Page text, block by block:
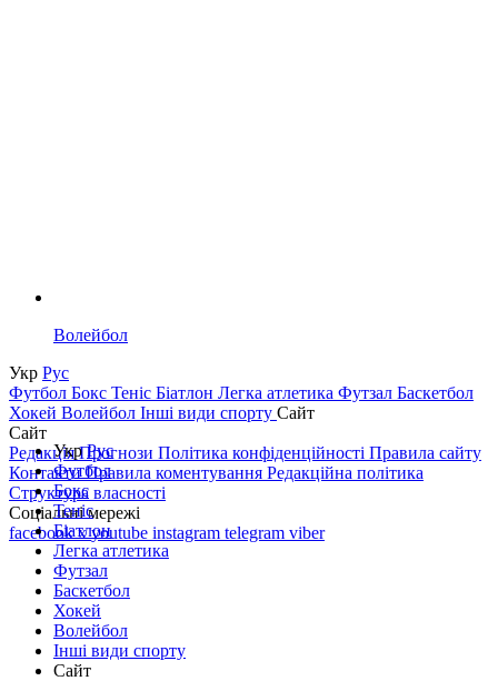
Волейбол
Укр Рус
Футбол Бокс Теніс Біатлон Легка атлетика Футзал Баскетбол
Хокей Волейбол Інші види спорту Сайт
Сайт
РедакціяПрогнози Політика конфіденційності Правила сайту
КонтактиПравила коментування Редакційна політика
Структура власності
Соціальні мережі
facebookxyoutube instagram telegram viber
УкрРус
Футбол
Бокс
Теніс
Біатлон
Легка атлетика
Футзал
Баскетбол
Хокей
Волейбол
Інші види спорту
Сайт